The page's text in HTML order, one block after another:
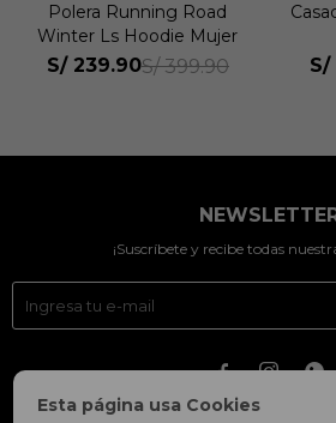
Esta página usa Cookies
Polera Running Road
Winter Ls Hoodie Mujer
S/ 239.90S/ 399.90 S/
¡Suscríbete y recibe todas
  